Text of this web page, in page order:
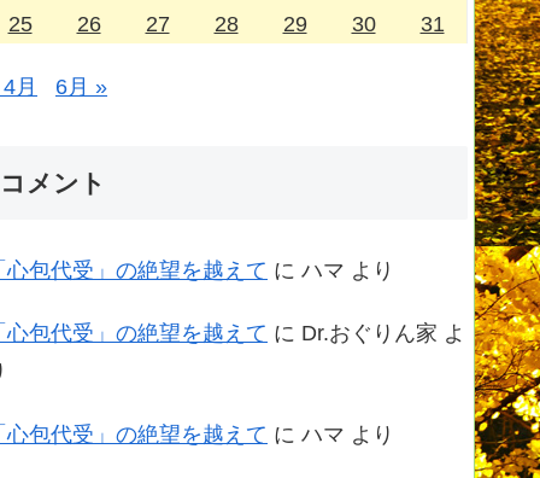
25
26 27 28 29 30 31
月 6月 »
コメント
心包代受」の絶望を越えて に ハマ より
心包代受」の絶望を越えて に Dr.おぐりん家 よ
心包代受」の絶望を越えて に ハマ より